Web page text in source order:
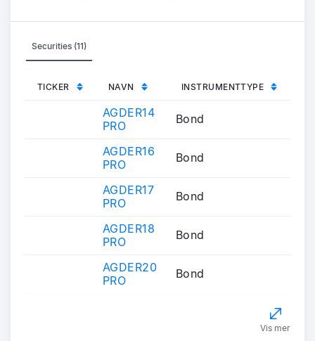
Securities (11)
TICKER NAVN INSTRUMENTTYPE
AGDER14
PRO
Bond
AGDER16
PRO
Bond
AGDER17
PRO
Bond
AGDER18
PRO
Bond
AGDER20
PRO
Bond
Vis mer